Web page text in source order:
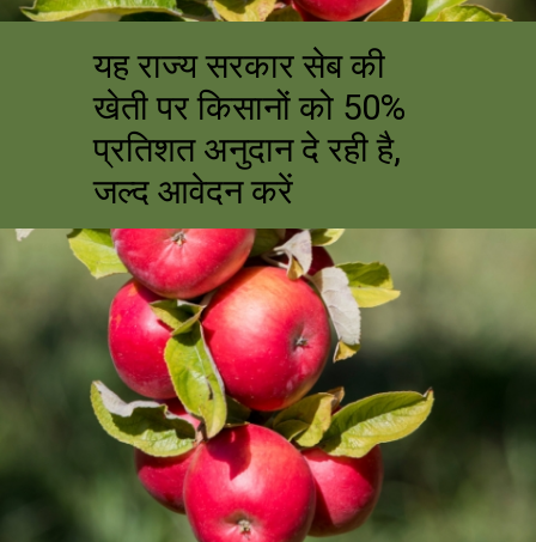
यह राज्य सरकार सेब की
खेती पर किसानों को 50%
प्रतिशत अनुदान दे रही है,
जल्द आवेदन करें